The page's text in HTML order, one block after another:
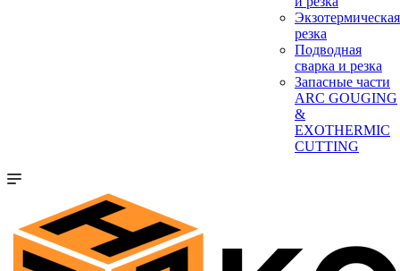
Экзотермическая
резка
Подводная
сварка и резка
Запасные части
ARC GOUGING
&
EXOTHERMIC
CUTTING